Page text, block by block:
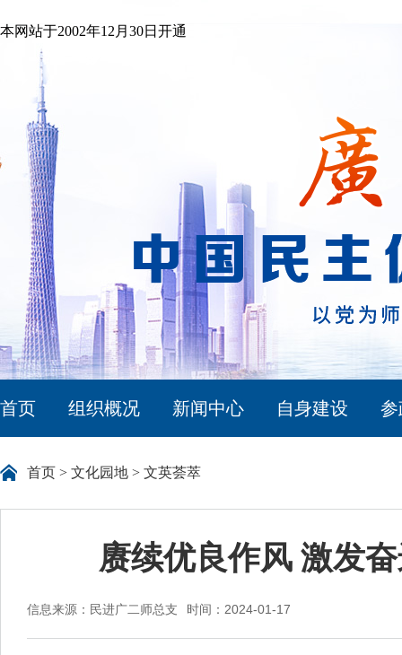
本网站于2002年12月30日开通
首页 组织概况 新闻中心 自身建设 参
首页 > 文化园地 > 文英荟萃
赓续优良作风 激发
信息来源：民进广二师总支 时间：2024-01-17